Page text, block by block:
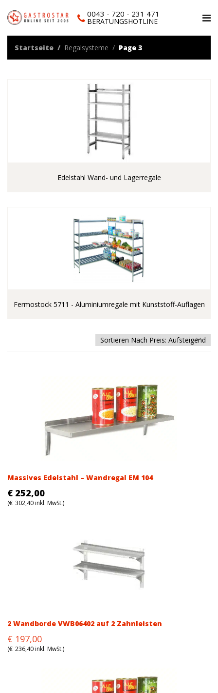
0043 - 720 - 231 471
BERATUNGSHOTLINE
Startseite Regalsysteme Page 3
Edelstahl Wand- und Lagerregale
Fermostock 5711 - Aluminiumregale mit Kunststoff-Auflagen
Massives Edelstahl – Wandregal EM 104
€ 252,00
(€ 302,40inkl. MwSt.)
2 Wandborde VWB06402 auf 2 Zahnleisten
Original
price
€ 197,00
price
(€ 236,40inkl. MwSt.)